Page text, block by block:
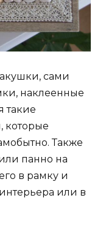
сами
наклеенные
такие
которые
Также
панно на
в рамку и
или в